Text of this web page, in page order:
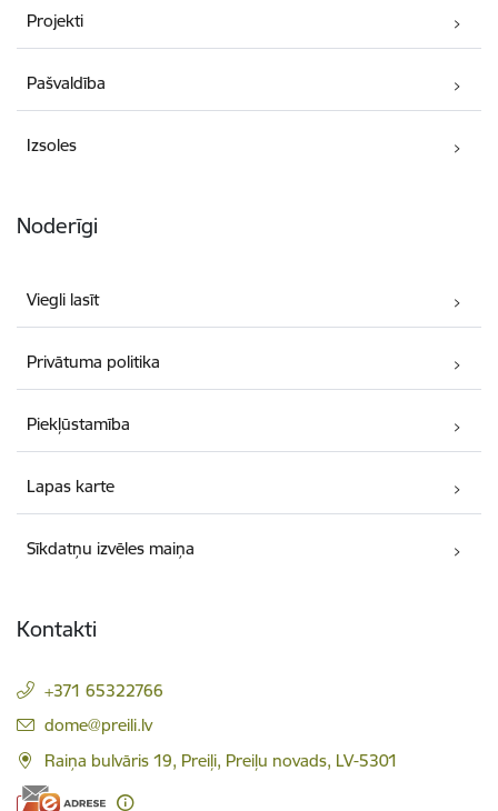
Projekti
Pašvaldība
Izsoles
Noderīgi
Viegli lasīt
Privātuma politika
Piekļūstamība
Lapas karte
Sīkdatņu izvēles maiņa
Kontakti
+371 65322766
E-pasts:
dome@preili.lv
Raiņa bulvāris 19, Preiļi, Preiļu novads, LV-5301